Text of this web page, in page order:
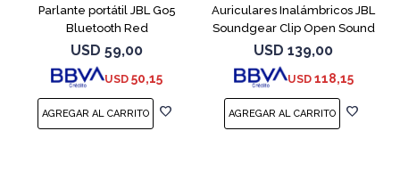
Parlante portátil JBL Go5
Bluetooth Red
USD 59,00
USD 50,15
Auriculares Inalámbricos JBL
Soundgear Clip Open Sound
Cobre
USD 139,00
USD 118,15